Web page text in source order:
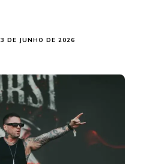
3 DE JUNHO DE 2026